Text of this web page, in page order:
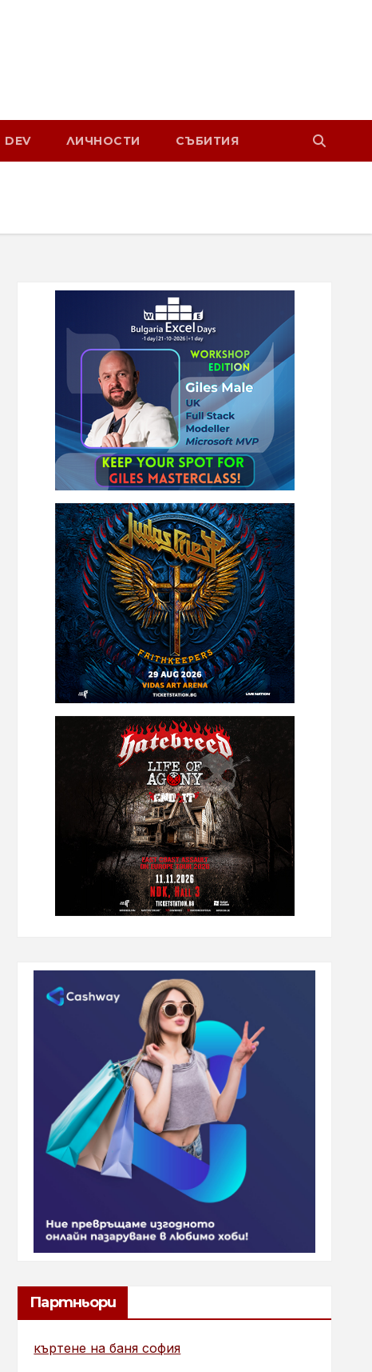
DEV ЛИЧНОСТИ СЪБИТИЯ
Партньори
къртене на баня софия